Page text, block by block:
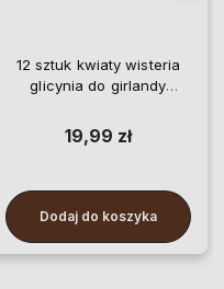
12 sztuk kwiaty wisteria
glicynia do girlandy
19,99 zł
Dodaj do koszyka